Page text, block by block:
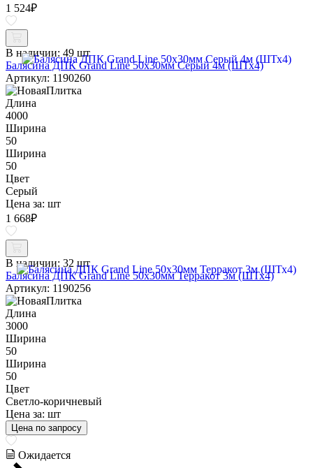
1 524₽
В наличии: 49 шт
Балясина ДПК Grand Line 50х30мм Серый 4м (ШТх4)
Артикул: 1190260
Длина
4000
Ширина
50
Ширина
50
Цвет
Серый
Цена за: шт
1 668₽
В наличии: 32 шт
Балясина ДПК Grand Line 50х30мм Терракот 3м (ШТх4)
Артикул: 1190256
Длина
3000
Ширина
50
Ширина
50
Цвет
Светло-коричневый
Цена за: шт
Цена по запросу
Ожидается